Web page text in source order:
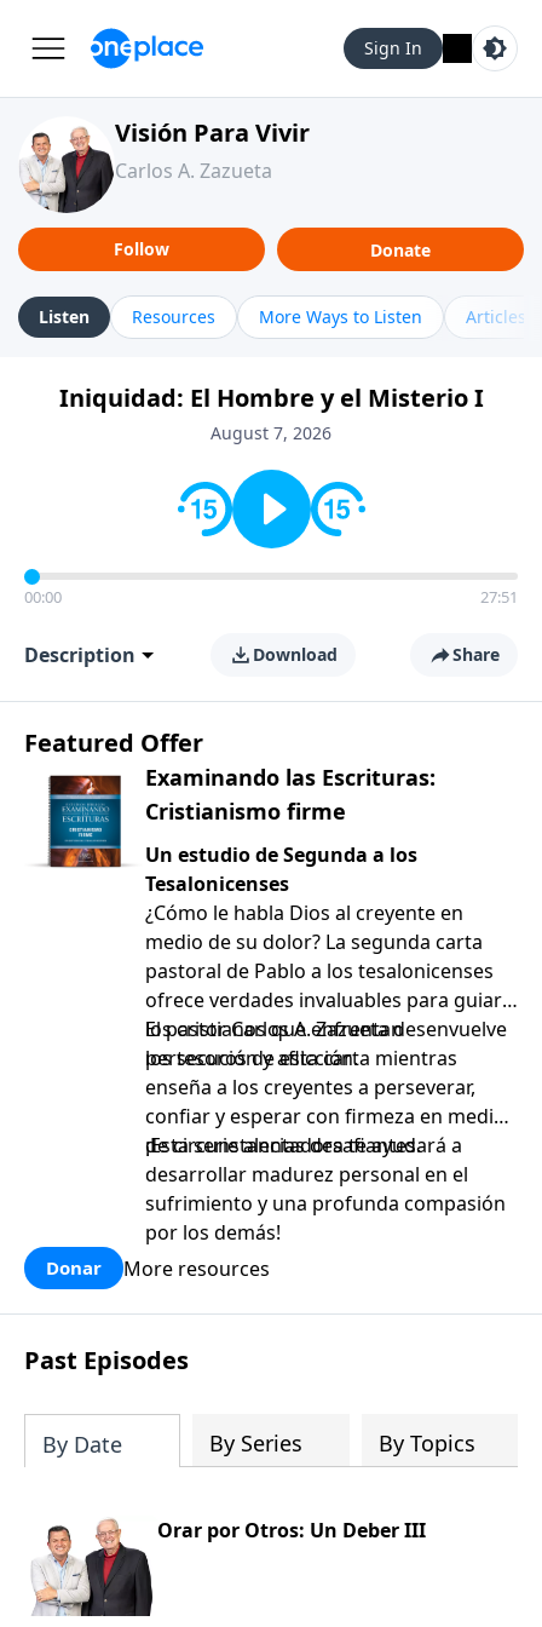
Sign In
Visión Para Vivir
Carlos A. Zazueta
Follow Donate
Listen Resources More Ways to Listen Articles
Iniquidad: El Hombre y el Misterio I
August 7, 2026
00:00 27:51
Description Download Share
Featured Offer
Examinando las Escrituras:
Cristianismo firme
Un estudio de Segunda a los
Tesalonicenses
¿Cómo le habla Dios al creyente en
medio de su dolor? La segunda carta
pastoral de Pablo a los tesalonicenses
ofrece verdades invaluables para guiar a
los cristianos que enfrentan
persecución y aflicción.
El pastor Carlos A. Zazueta desenvuelve
los tesoros de esta carta mientras
enseña a los creyentes a perseverar,
confiar y esperar con firmeza en medio
de circunstancias desafiantes.
¡Esta serie alentadora te ayudará a
desarrollar madurez personal en el
sufrimiento y una profunda compasión
por los demás!
Donar More resources
Past Episodes
By Date By Series By Topics
Orar por Otros: Un Deber III